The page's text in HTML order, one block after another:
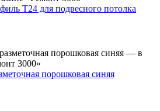
Т24 для подвесного потолка
порошковая синяя